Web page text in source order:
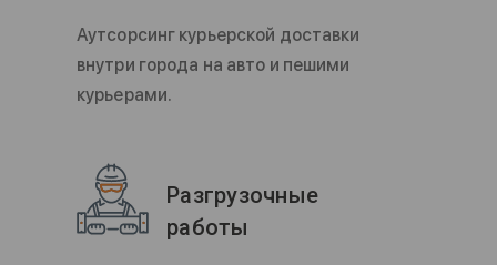
Аутсорсинг курьерской доставки
внутри города на авто и пешими
курьерами.
Разгрузочные
работы